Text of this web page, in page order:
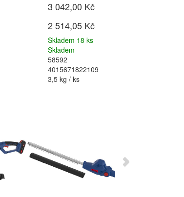
3 042,00 Kč
2 514,05 Kč
Skladem 18 ks
Skladem
58592
4015671822109
3,5 kg / ks